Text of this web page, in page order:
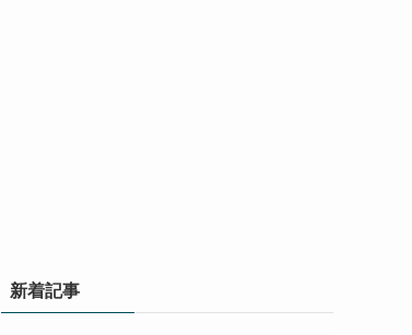
新着記事